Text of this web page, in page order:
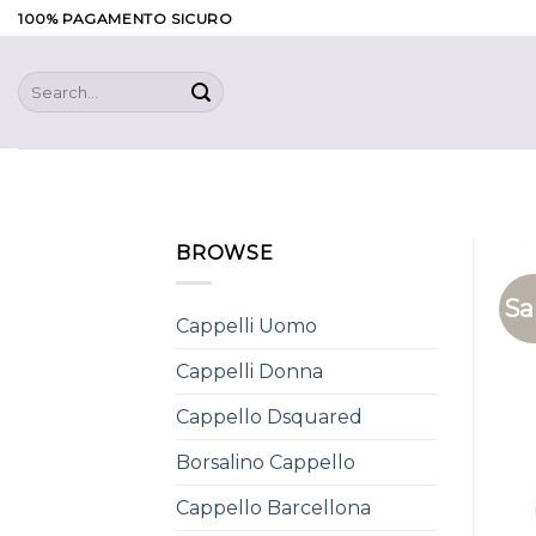
Skip
to
content
100% PAGAMENTO SICURO
Search
for:
BROWSE
Cappelli Uomo
Cappelli Donna
Cappello Dsquared
Borsalino Cappello
Cappello Barcellona